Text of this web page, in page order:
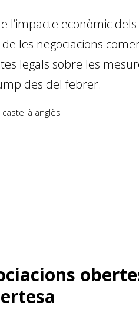
l’impacte econòmic
les negociacions
legals sobre les
des del febrer.
castellà anglès